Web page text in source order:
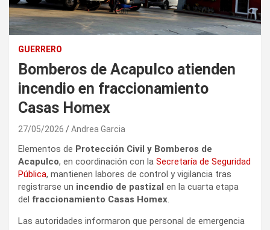
GUERRERO
Bomberos de Acapulco atienden
incendio en fraccionamiento
Casas Homex
27/05/2026 Andrea Garcia
Elementos de Protección Civil y Bomberos de
Acapulco, en coordinación con la Secretaría de Seguridad
Pública, mantienen labores de control y vigilancia tras
registrarse un incendio de pastizal en la cuarta etapa
del fraccionamiento Casas Homex.
Las autoridades informaron que personal de emergencia